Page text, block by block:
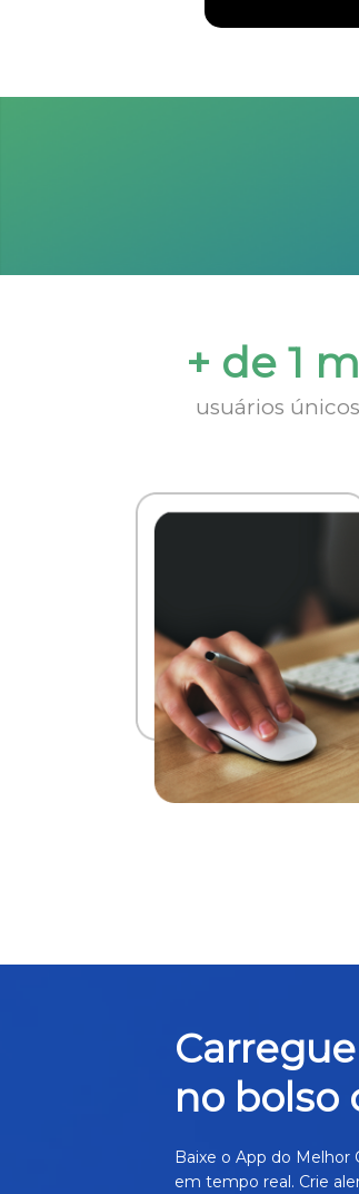
+ de 1
usuários
no bolso
Baixe o App do
em tempo real. Crie